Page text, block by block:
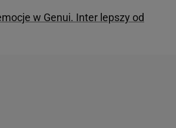
w Genui. Inter lepszy od